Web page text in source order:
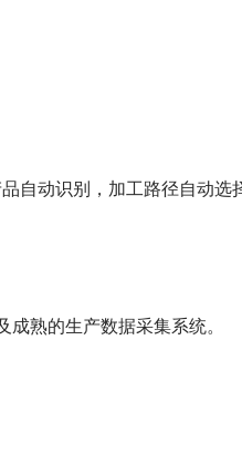
自动识别，加工路径自动选
熟的生产数据采集系统。